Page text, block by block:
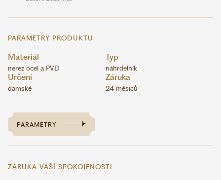
PARAMETRY PRODUKTU
Materiál
nerez ocel a PVD
Typ
náhrdelník
Určení
dámské
Záruka
24 měsíců
PARAMETRY
ZÁRUKA VAŠÍ SPOKOJENOSTI